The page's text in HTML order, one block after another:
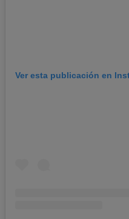
Ver esta publicación en